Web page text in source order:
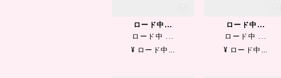
ロード中...
ロード中 ...
¥ ロード中...
ロード中...
ロード中 ...
¥ ロード中...